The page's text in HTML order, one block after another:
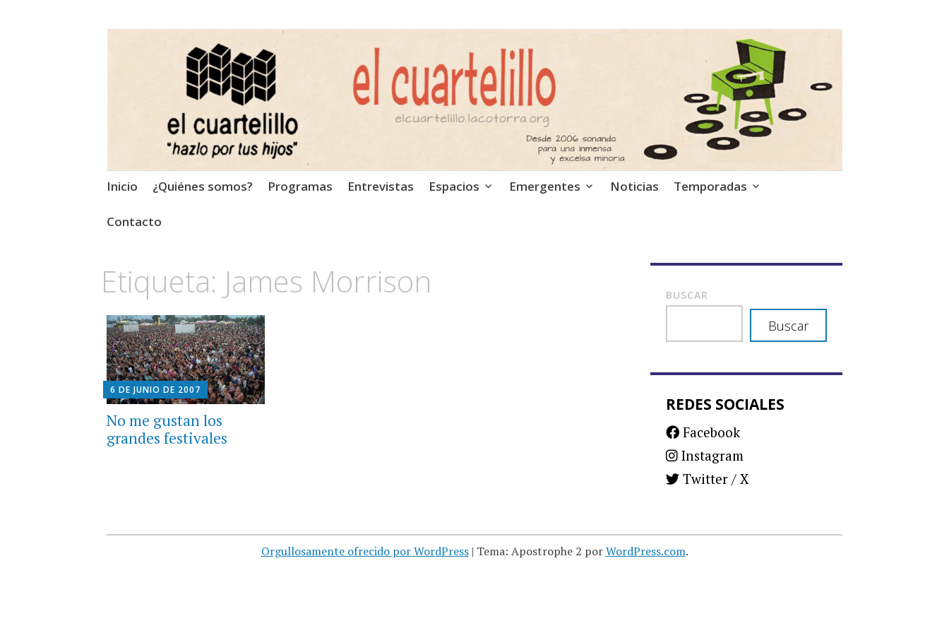
El Cuartelillo
Programa de radio de música independiente. Podcast
Saltar
contenido
Inicio ¿Quiénes somos? Programas Entrevistas Espacios Emergentes Noticias Temporadas
Contacto
Etiqueta: James Morrison
6 DE JUNIO DE 2007
No me gustan los
grandes festivales
BUSCAR
Buscar
REDES SOCIALES
Facebook
Instagram
Twitter / X
Orgullosamente ofrecido por WordPress | Tema: Apostrophe 2 porWordPress.com.